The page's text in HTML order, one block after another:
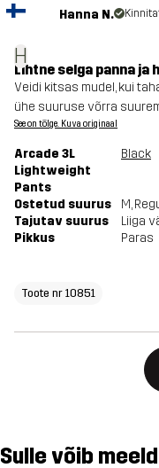
H
Hanna N.
Lihtne selga panna ja
Veidi kitsas mudel, kui
ühe suuruse võrra
See on tõlge. Kuva originaal
Arcade 3L
Lightweight
Pants
Black
Ostetud suurus M,
Tajutav suurus
Liiga
Pikkus
Paras
Toote nr 10851
Sulle võib